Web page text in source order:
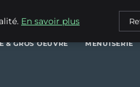
MAÇONNERIE &
& GROS OEUVRE MENUISERIE
En savoir plus